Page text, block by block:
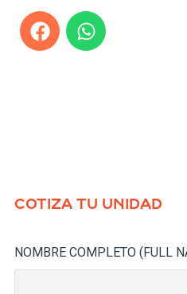
COTIZA TU UNIDAD
NOMBRE COMPLETO (FULL